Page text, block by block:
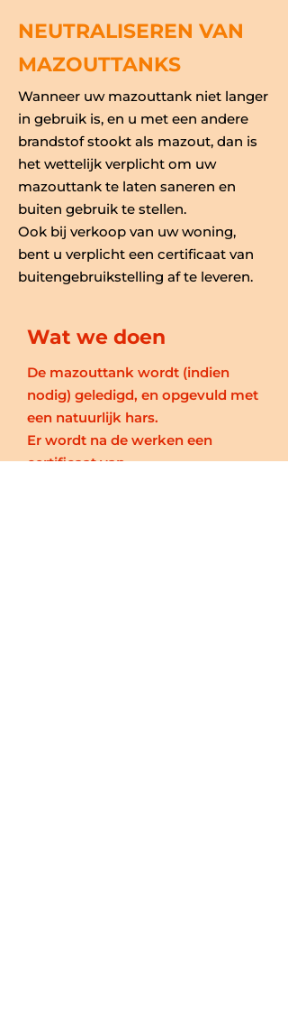
NEUTRALISEREN VAN
MAZOUTTANKS
Wanneer uw mazouttank niet langer
in gebruik is, en u met een andere
brandstof stookt als mazout, dan is
het wettelijk verplicht om uw
mazouttank te laten saneren en
buiten gebruik te stellen.
Ook bij verkoop van uw woning,
bent u verplicht een certificaat van
buitengebruikstelling af te leveren.
Wat we doen
De mazouttank wordt (indien
nodig) geledigd, en opgevuld met
een natuurlijk hars.
Er wordt na de werken een
certificaat van